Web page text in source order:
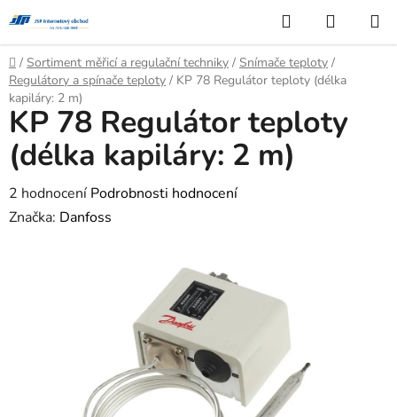
na
obsah
Hledat
KOŠÍK
Domů
/ Sortiment měřicí a regulační techniky / Snímače teploty /
Regulátory a spínače teploty / KP 78 Regulátor teploty (délka
kapiláry: 2 m)
KP 78 Regulátor teploty
(délka kapiláry: 2 m)
Průměrné
hodnocení
2 hodnocení Podrobnosti hodnocení
Značka: Danfoss